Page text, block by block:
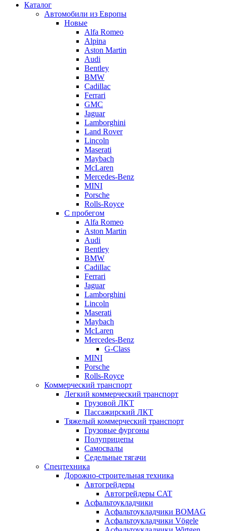
Каталог
Автомобили из Европы
Новые
Alfa Romeo
Alpina
Aston Martin
Audi
Bentley
BMW
Cadillac
Ferrari
GMC
Jaguar
Lamborghini
Land Rover
Lincoln
Maserati
Maybach
McLaren
Mercedes-Benz
MINI
Porsche
Rolls-Royce
С пробегом
Alfa Romeo
Aston Martin
Audi
Bentley
BMW
Cadillac
Ferrari
Jaguar
Lamborghini
Lincoln
Maserati
Maybach
McLaren
Mercedes-Benz
G-Class
MINI
Porsche
Rolls-Royce
Коммерческий транспорт
Легкий коммерческий транспорт
Грузовой ЛКТ
Пассажирский ЛКТ
Тяжелый коммерческий транспорт
Грузовые фургоны
Полуприцепы
Самосвалы
Седельные тягачи
Спецтехника
Дорожно-строительная техника
Автогрейдеры
Автогрейдеры CAT
Асфальтоукладчики
Асфальтоукладчики BOMAG
Асфальтоукладчики Vögele